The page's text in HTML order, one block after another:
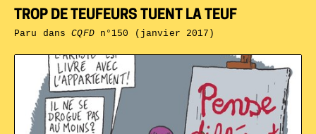
TROP DE TEUFEURS TUENT LA TEUF
Paru dansCQFDn°150 (janvier 2017)